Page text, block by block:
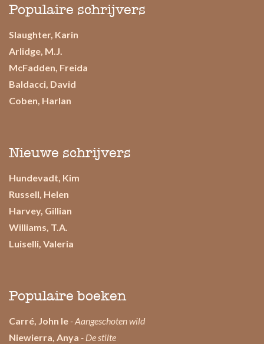
Populaire schrijvers
Slaughter, Karin
Arlidge, M.J.
McFadden, Freida
Baldacci, David
Coben, Harlan
Nieuwe schrijvers
Hundevadt, Kim
Russell, Helen
Harvey, Gillian
Williams, T.A.
Luiselli, Valeria
Populaire boeken
Carré, John le - Aangeschoten wild
Niewierra, Anya - De stilte